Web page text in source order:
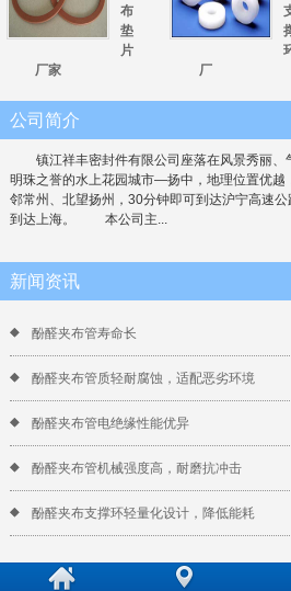
布
垫
片
厂家
厂
公司简介
镇江祥丰密封件有限公司座落在风景秀丽、
明珠之誉的水上花园城市—扬中，地理位置优越
邻常州、北望扬州，30分钟即可到达沪宁高速
到达上海。 本公司主...
新闻资讯
酚醛夹布管寿命长
酚醛夹布管质轻耐腐蚀，适配恶劣环境
酚醛夹布管电绝缘性能优异
酚醛夹布管机械强度高，耐磨抗冲击
酚醛夹布支撑环轻量化设计，降低能耗